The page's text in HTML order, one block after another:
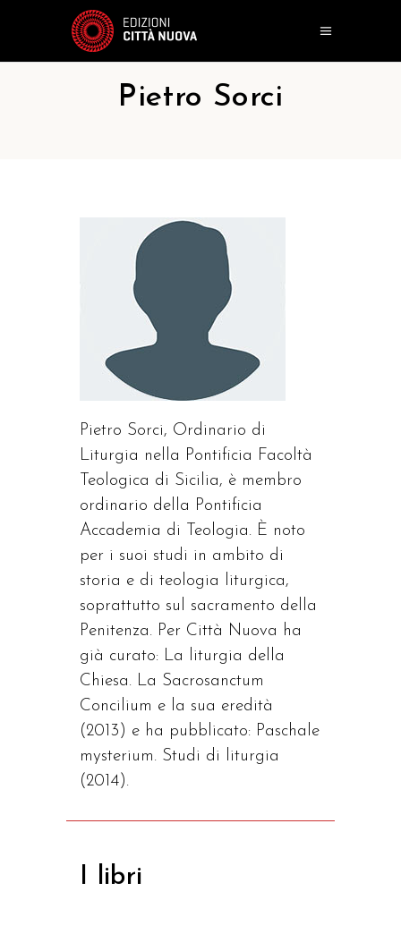
Pietro Sorci
Pietro Sorci, Ordinario di
Liturgia nella Pontificia Facoltà
Teologica di Sicilia, è membro
ordinario della Pontificia
Accademia di Teologia. È noto
per i suoi studi in ambito di
storia e di teologia liturgica,
soprattutto sul sacramento della
Penitenza. Per Città Nuova ha
già curato: La liturgia della
Chiesa. La Sacrosanctum
Concilium e la sua eredità
(2013) e ha pubblicato: Paschale
mysterium. Studi di liturgia
(2014).
I libri